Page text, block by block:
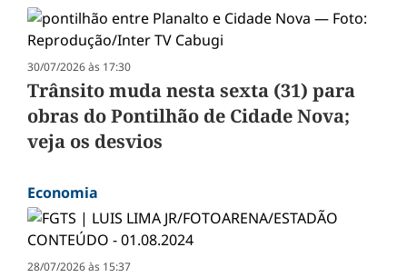
30/07/2026 às 17:30
Trânsito muda nesta sexta (31) para
obras do Pontilhão de Cidade Nova;
veja os desvios
Economia
28/07/2026 às 15:37